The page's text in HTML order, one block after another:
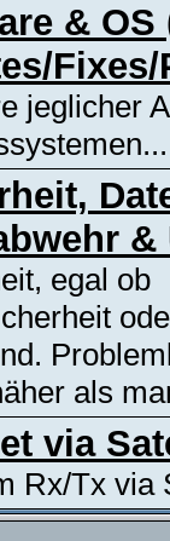
& OS
Fixes/
jeglicher
&
egal ob
als
via
Rx/Tx via